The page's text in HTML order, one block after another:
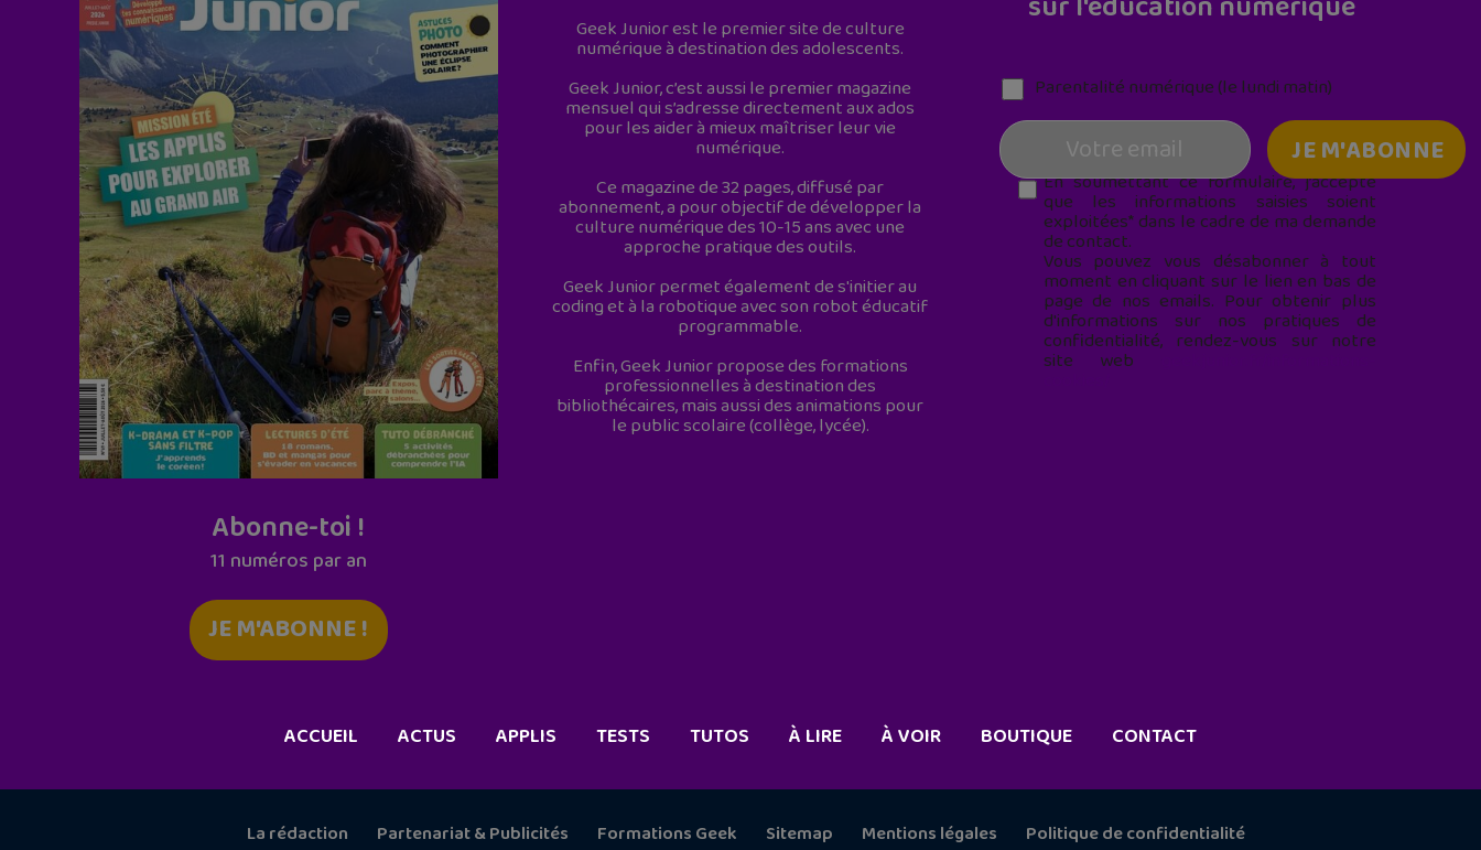
Abonne-toi !
11 numéros par an
JE M'ABONNE !
Geek Junior est le premier site de culture
numérique à destination des adolescents.
Geek Junior, c’est aussi le premier magazine
mensuel qui s’adresse directement aux ados
pour les aider à mieux maîtriser leur vie
numérique.
Ce magazine de 32 pages, diffusé par
abonnement, a pour objectif de développer la
culture numérique des 10-15 ans avec une
approche pratique des outils.
Geek Junior permet également de s'initier au
coding et à la robotique avec son robot éducatif
programmable.
Enfin, Geek Junior propose des formations
professionnelles à destination des
bibliothécaires, mais aussi des animations pour
le public scolaire (collège, lycée).
Parentalité numérique (le lundi matin)
En soumettant ce formulaire, j’accepte
que les informations saisies soient
exploitées* dans le cadre de ma demande
de contact.
Vous pouvez vous désabonner à tout
moment en cliquant sur le lien en bas de
page de nos emails. Pour obtenir plus
d'informations sur nos pratiques de
confidentialité, rendez-vous sur notre
site web
ACCUEIL ACTUS APPLIS TESTS TUTOS À LIRE À VOIR BOUTIQUE CONTACT
La rédaction Partenariat & Publicités Formations Geek Sitemap Mentions légales Politique de confidentialité